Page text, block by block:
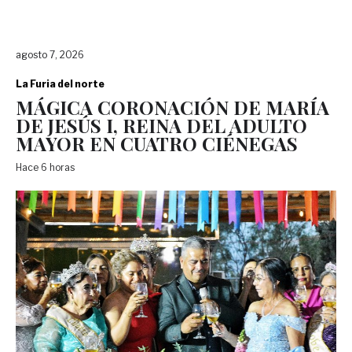
agosto 7, 2026
La Furia del norte
MÁGICA CORONACIÓN DE MARÍA
DE JESÚS I, REINA DEL ADULTO
MAYOR EN CUATRO CIÉNEGAS
Hace 6 horas